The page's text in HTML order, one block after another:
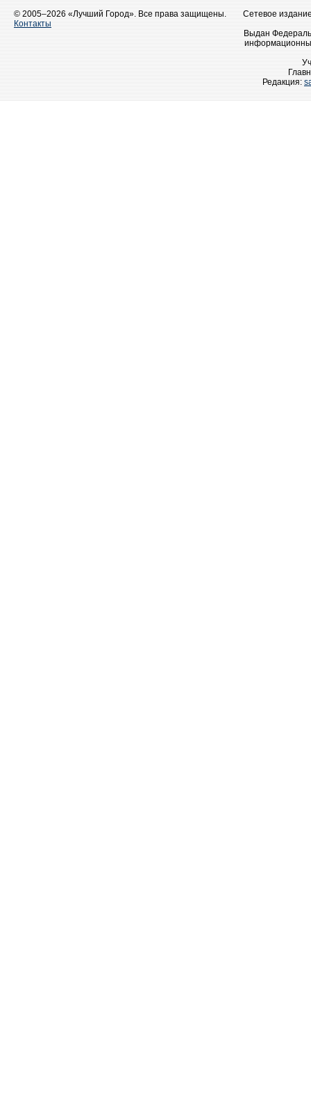
© 2005–2026 «Лучший Город». Все права защищены.
Контакты
Сетевое
Выдан
Редакция: